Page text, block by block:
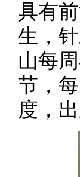
具有
生，
山每
节，
度，